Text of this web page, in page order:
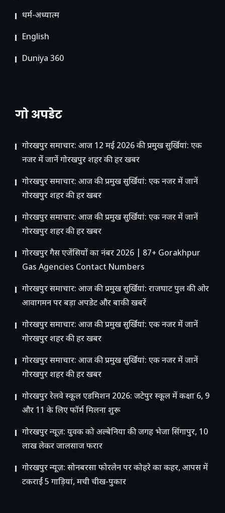
धर्म-अध्यात्म
English
Duniya 360
गो अपडेट
गोरखपुर समाचार: आज 12 मई 2026 की प्रमुख सुर्खियां: एक
नजर में जानें गोरखपुर शहर की हर खबर
गोरखपुर समाचार: आज की प्रमुख सुर्खियां: एक नजर में जानें
गोरखपुर शहर की हर खबर
गोरखपुर समाचार: आज की प्रमुख सुर्खियां: एक नजर में जानें
गोरखपुर शहर की हर खबर
गोरखपुर गैस एजेंसियों का नंबर 2026 | 87+ Gorakhpur
Gas Agencies Contact Numbers
गोरखपुर समाचार: आज की प्रमुख सुर्खियां: राजघाट पुल की ओर
आवागमन पर बड़ा अपडेट और बाकी खबरें
गोरखपुर समाचार: आज की प्रमुख सुर्खियां: एक नजर में जानें
गोरखपुर शहर की हर खबर
गोरखपुर समाचार: आज की प्रमुख सुर्खियां: एक नजर में जानें
गोरखपुर शहर की हर खबर
गोरखपुर रेलवे स्कूल एडमिशन 2026: जटेपुर स्कूल में कक्षा 6, 9
और 11 के लिए फॉर्म मिलना शुरू
गोरखपुर न्यूज़: युवक को अल्बेनिया की जगह भेजा सिंगापुर, 10
लाख लेकर जालसाज फरार
गोरखपुर न्यूज़: सोनबरसा फोरलेन पर कोहरे का कहर, आपस में
टकराईं 5 गाड़ियां, मची चीख-पुकार